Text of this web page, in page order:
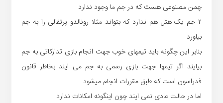
چمن مصنوعی هست که در جم ما وجود ندارد
٢ جم یک هتل هم ندارد که بتواند مثلا رونالدو پرتقالی را به جم
بیاورد
بنابر این چگونه باید تیمهای خوب جهت انجام بازی تدارکاتی به جم
بیایند اگر تیمها جهت بازی رسمی به جم می ایند بخاطر قانون
فدراسون است که طبق مقررات انجام میشود
اما در حالت عادی نمی ایند چون اینگونه امکانات ندارد